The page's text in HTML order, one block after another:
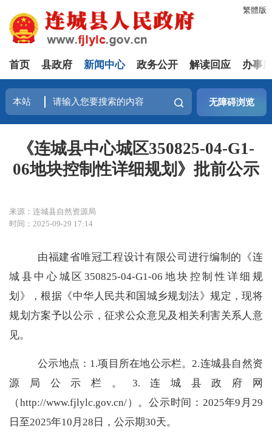
繁體版
首页 县政府 新闻中心 政务公开 解读回应 办事
无障碍浏览
《连城县中心城区350825-04-G1-
06地块控制性详细规划》批前公示
来源：连城县自然资源局
时间：2025-09-29 17:14
由福建省唯冠工程设计有限公司进行编制的《连
城县中心城区 350825-04-G1-06 地块控制性详细规
划 》，根据《中华人民共和国城乡规划法》规定，现将
规划方案予以公示，征求公众意见及相关利害关系人意
见。
公示地点： 1.项目所在地公示栏。 2.连城县自然资
源局公示栏。 3. 连城县政府网
（http://www.fjlylc.gov.cn/）。公示时间： 2025年9 月 29
日至2025年10 月 28 日，公示期30天。